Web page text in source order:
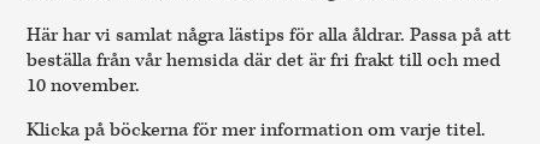
Här har vi samlat några lästips för alla åldrar. Passa på att
beställa från vår hemsida där det är fri frakt till och med
10 november.
Klicka på böckerna för mer information om varje titel.